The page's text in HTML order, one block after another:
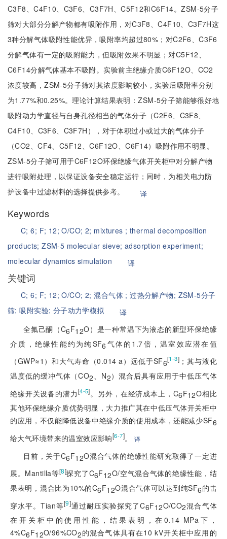
C3F8、C4F10、C3F6、C3F7H、C5F12和C6F14。ZSM-5分子
筛对大部分分解产物都有吸附作用，对C3F8、C4F10、C3F7H这
3种分解气体吸附性能优异，吸附率均超过80%；对C2F6、C3F6
分解气体有一定的吸附能力，但吸附效果不明显；对C5F12、
C6F14分解气体基本不吸附。实验前主绝缘介质C6F12O、CO2
浓度较高，ZSM-5分子筛对其浓度影响较小，实验后吸附率分别
为1.77%和0.25%。理论计算结果表明：ZSM-5分子筛能够很好地
吸附动力学直径与自身孔径相当的气体分子（C2F6、C3F8、
C4F10、C3F6、C3F7H），对于体积过小或过大的气体分子
（CO2、CF4、C5F12、C6F12O、C6F14）吸附作用不明显。
ZSM-5分子筛可用于C6F12O环保绝缘气体开关柜中对分解产物
进行吸附处理，以保证设备安全稳定运行；同时，为相关电力防
护设备中过滤材料的选择提供参考。
译
Keywords
C;6; F; 12;O/CO;2; mixtures ; thermal decomposition
products;ZSM-5 molecular sieve; adsorption experiment;
molecular dynamics simulation
译
关键词
C;6; F; 12;O/CO;2;混合气体 ;过热分解产物; ZSM-5分子
筛;吸附实验; 分子动力学模拟
译
全氟己酮（C6F12O）是一种常温下为液态的新型环保绝缘
介质，绝缘性能约为纯SF6 气体的1.7倍，温室效应潜在值
（GWP≈1）和大气寿命（0.014 a）远低于SF6[1-3] ；其与液化
温度低的缓冲气体（CO2、N2）混合后具有应用于中低压气体
绝缘开关设备的潜力[4-5]。另外，在经济成本上，C6F12O相比
其他环保绝缘介质优势明显，大力推广其在中低压气体开关柜中
的应用，不仅能降低设备中绝缘介质的使用成本，还能减少SF6
给大气环境带来的温室效应影响[6-7]。 译
目前，关于C6F12O混合气体的绝缘性能研究取得了一定进
展。Mantilla等[8]探究了C6F12O/空气混合气体的绝缘性能，结
果表明，混合比为10%的C6F12O混合气体可以达到纯SF6的击
穿水平。Tian等[9]通过耐压实验探究了C6F12O/CO2混合气体
在开关柜中的使用性能，结果表明，在0.14 MPa下，
4%C6F12O/96%CO2的混合气体具有在10 kV开关柜中应用的